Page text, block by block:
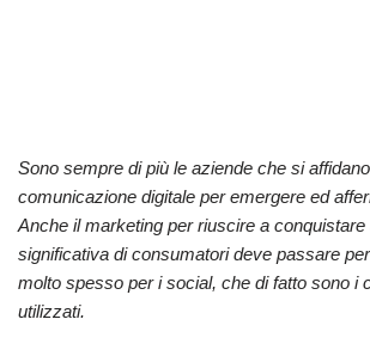
Sono sempre di più le aziende che si
comunicazione digitale per emergere ed
Anche il marketing per riuscire a conquistare
significativa di consumatori deve passare
molto spesso per i social, che di fatto sono i
utilizzati.